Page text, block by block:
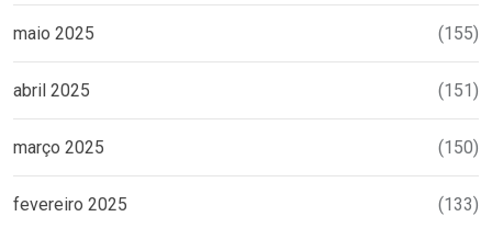
maio 2025 (155)
abril 2025 (151)
março 2025 (150)
fevereiro 2025 (133)